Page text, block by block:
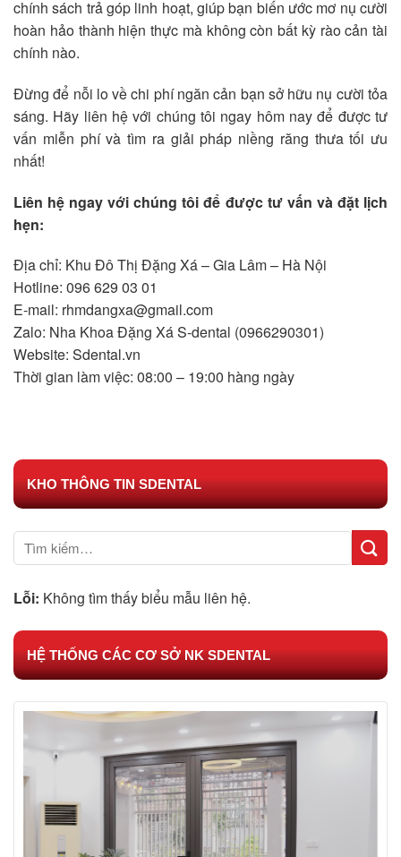
chính sách trả góp linh hoạt, giúp bạn biến ước mơ nụ cười
hoàn hảo thành hiện thực mà không còn bất kỳ rào cản tài
chính nào.
Đừng để nỗi lo về chi phí ngăn cản bạn sở hữu nụ cười tỏa
sáng. Hãy liên hệ với chúng tôi ngay hôm nay để được tư
vấn miễn phí và tìm ra giải pháp niềng răng thưa tối ưu
nhất!
Liên hệ ngay với chúng tôi để được tư vấn và đặt lịch
hẹn:
Địa chỉ: Khu Đô Thị Đặng Xá – Gia Lâm – Hà Nội
Hotline: 096 629 03 01
E-mail: rhmdangxa@gmail.com
Zalo: Nha Khoa Đặng Xá S-dental (0966290301)
Website: Sdental.vn
Thời gian làm việc: 08:00 – 19:00 hàng ngày
KHO THÔNG TIN SDENTAL
Lỗi: Không tìm thấy biểu mẫu liên hệ.
HỆ THỐNG CÁC CƠ SỞ NK SDENTAL